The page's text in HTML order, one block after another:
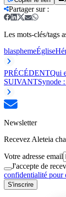
Partager sur:
Les mots-clés/tags
blasphemeÉglise
PRÉCÉDENTQui
SUIVANTSynode
Newsletter
Recevez Aleteia
Votre adresse email
J'accepte de
confidentialité pour
S'inscrire